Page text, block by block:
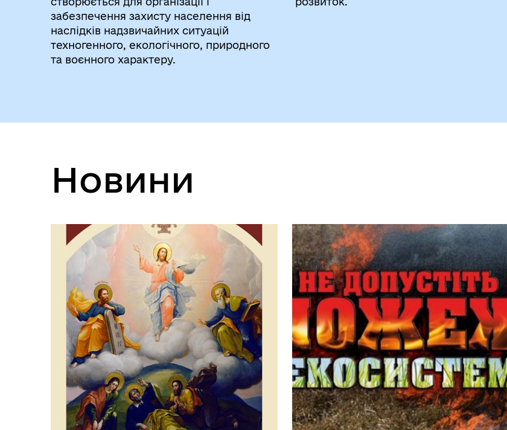
забезпечення захисту населення від
наслідків надзвичайних ситуацій
техногенного, екологічного, природного
та воєнного характеру.
Новини